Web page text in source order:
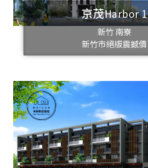
京茂Harbor 1
新竹 南寮
新竹市絕版震撼價